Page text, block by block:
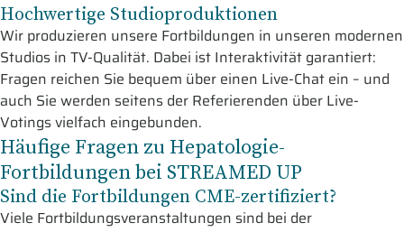
Hochwertige Studioproduktionen
Wir produzieren unsere Fortbildungen in unseren modernen
Studios in TV-Qualität. Dabei ist Interaktivität garantiert:
Fragen reichen Sie bequem über einen Live-Chat ein – und
auch Sie werden seitens der Referierenden über Live-
Votings vielfach eingebunden.
Häufige Fragen zu Hepatologie-
Fortbildungen bei STREAMED UP
Sind die Fortbildungen CME-zertifiziert?
Viele Fortbildungsveranstaltungen sind bei der